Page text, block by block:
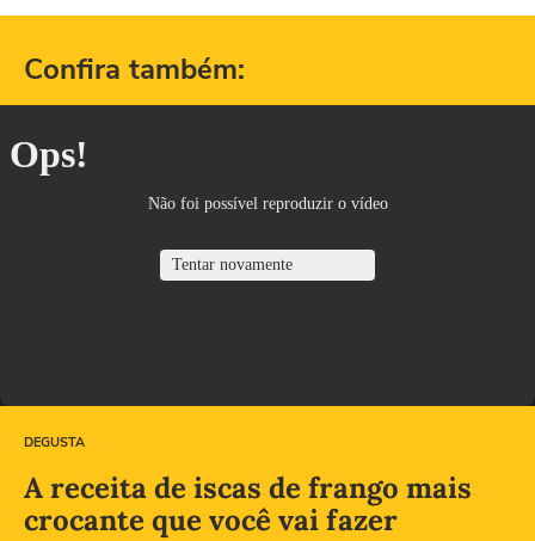
Confira também:
DEGUSTA
A receita de iscas de frango mais
crocante que você vai fazer